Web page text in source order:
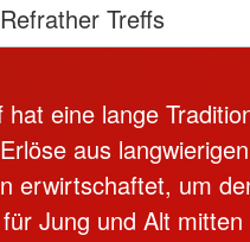
Treffs
hat eine lange
aus
erwirtschaftet, um
Jung und Alt